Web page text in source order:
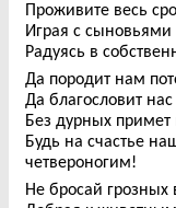
Проживите весь
Играя с
Радуясь в
Да породит нам
Да благословит
Без дурных
Будь на счастье
четвероногим!
Не бросай грозных